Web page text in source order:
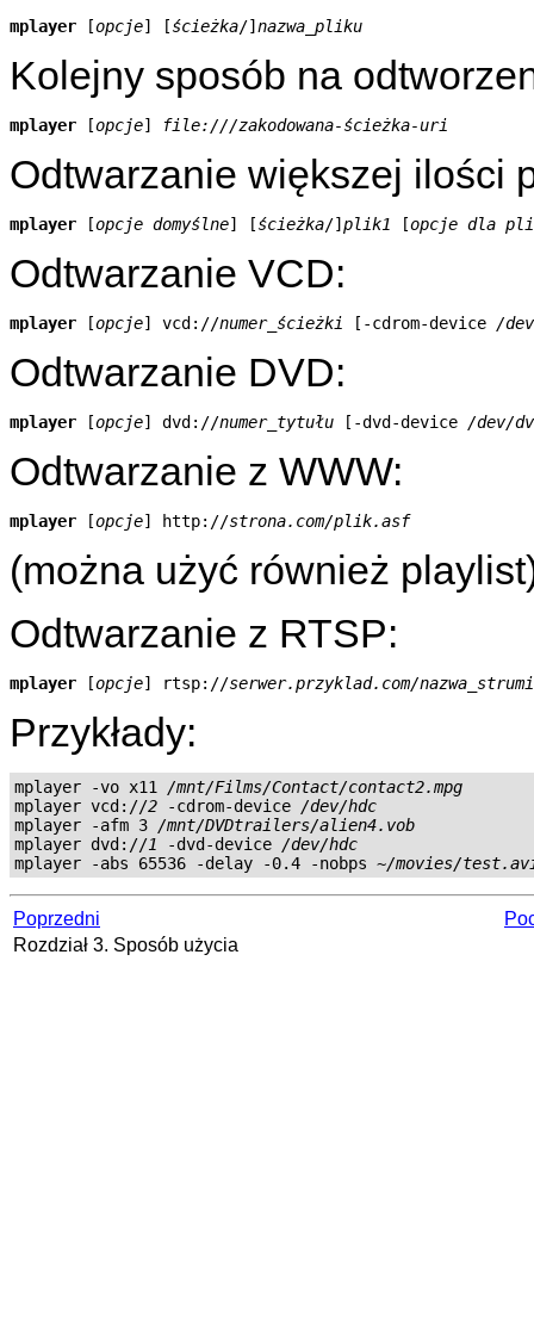
mplayer [opcje] [ścieżka/] nazwa_pliku
Kolejny sposób na
mplayer [opcje] file:///zakodowana-ścieżka-uri
Odtwarzanie większej ilości
mplayer [opcje domyślne] [ścieżka/] plik1 [opcje dla
Odtwarzanie VCD:
mplayer [opcje] vcd://numer_ścieżki [-cdrom-device /
Odtwarzanie DVD:
mplayer [opcje] dvd://numer_tytułu [-dvd-device /dev/
Odtwarzanie z WWW:
mplayer [opcje] http://strona.com/plik.asf
(można użyć również
Odtwarzanie z RTSP:
mplayer [opcje] rtsp://serwer.przyklad.com/
Przykłady:
mplayer -vo x11 /mnt/Films/Contact/contact2.mpg
mplayer vcd://2 -cdrom-device /dev/hdc
mplayer -afm 3 /mnt/DVDtrailers/alien4.vob
mplayer dvd://1 -dvd-device /dev/hdc
mplayer -abs 65536 -delay -0.4 -nobps ~/movies/
Poprzedni
Rozdział 3. Sposób użycia